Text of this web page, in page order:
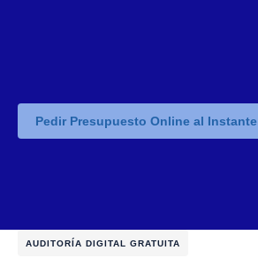
Pedir Presupuesto Online al Instante
AUDITORÍA DIGITAL GRATUITA